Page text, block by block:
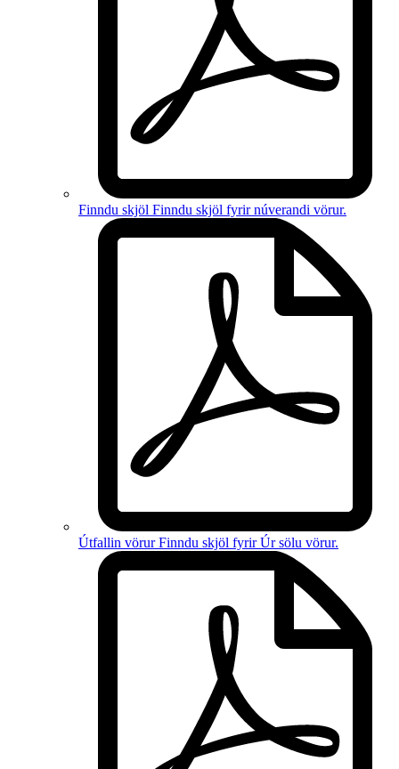
Finndu skjöl Finndu skjöl fyrirnúverandi vörur.
Útfallin vörur Finndu skjöl fyrirÚr sölu vörur.